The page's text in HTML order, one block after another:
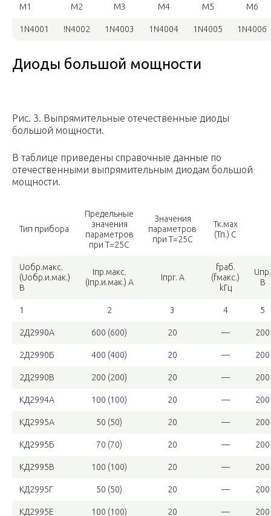
М1 М2 М3 М4 М5 М6
1N4001 !N4002 1N4003 1N4004 1N4005 1N4006
Диоды большой мощности
Рис. 3. Выпрямительные отечественные диоды
большой мощности.
В таблице приведены справочные данные по
отечественными выпрямительным диодам большой
мощности.
Тип прибора
Предельные
значения
параметров
при Т=25С
Значения
параметров
при Т=25С
Тк.мах
(Тп.) С
Uобр.макс.
(Uобр.и.мак.)
B
Iпр.макс.
(Iпр.и.мак.) A
Iпрг. A
fраб.
(fмакс.)
kГц
Uпр.
B
1 2 3 4 5
2Д2990А 600 (600) 20 — 200
2Д2990Б 400 (400) 20 — 200
2Д2990В 200 (200) 20 — 200
КД2994А 100 (100) 20 — 200
КД2995А 50 (50) 20 — 200
КД2995Б 70 (70) 20 — 200
КД2995В 100 (100) 20 — 200
КД2995Г 50 (50) 20 — 200
КД2995Е 100 (100) 20 — 200